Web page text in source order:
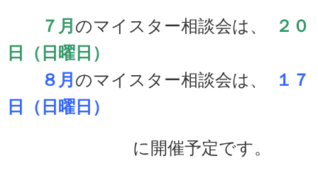
７ 月のマイスター相談会は、
２０
日（日曜日）
８ 月のマイスター相談会は、
１７
日（日曜日）
に開催予定です。